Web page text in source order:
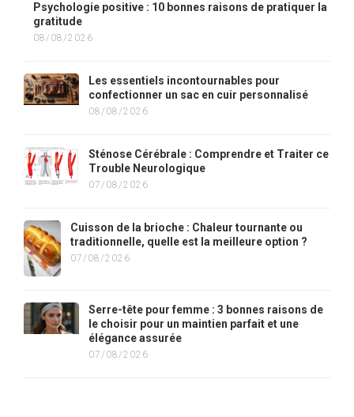
Psychologie positive : 10 bonnes raisons de pratiquer la
gratitude
08/08/2026
Les essentiels incontournables pour
confectionner un sac en cuir personnalisé
08/08/2026
Sténose Cérébrale : Comprendre et Traiter ce
Trouble Neurologique
07/08/2026
Cuisson de la brioche : Chaleur tournante ou
traditionnelle, quelle est la meilleure option ?
07/08/2026
Serre-tête pour femme : 3 bonnes raisons de
le choisir pour un maintien parfait et une
élégance assurée
07/08/2026